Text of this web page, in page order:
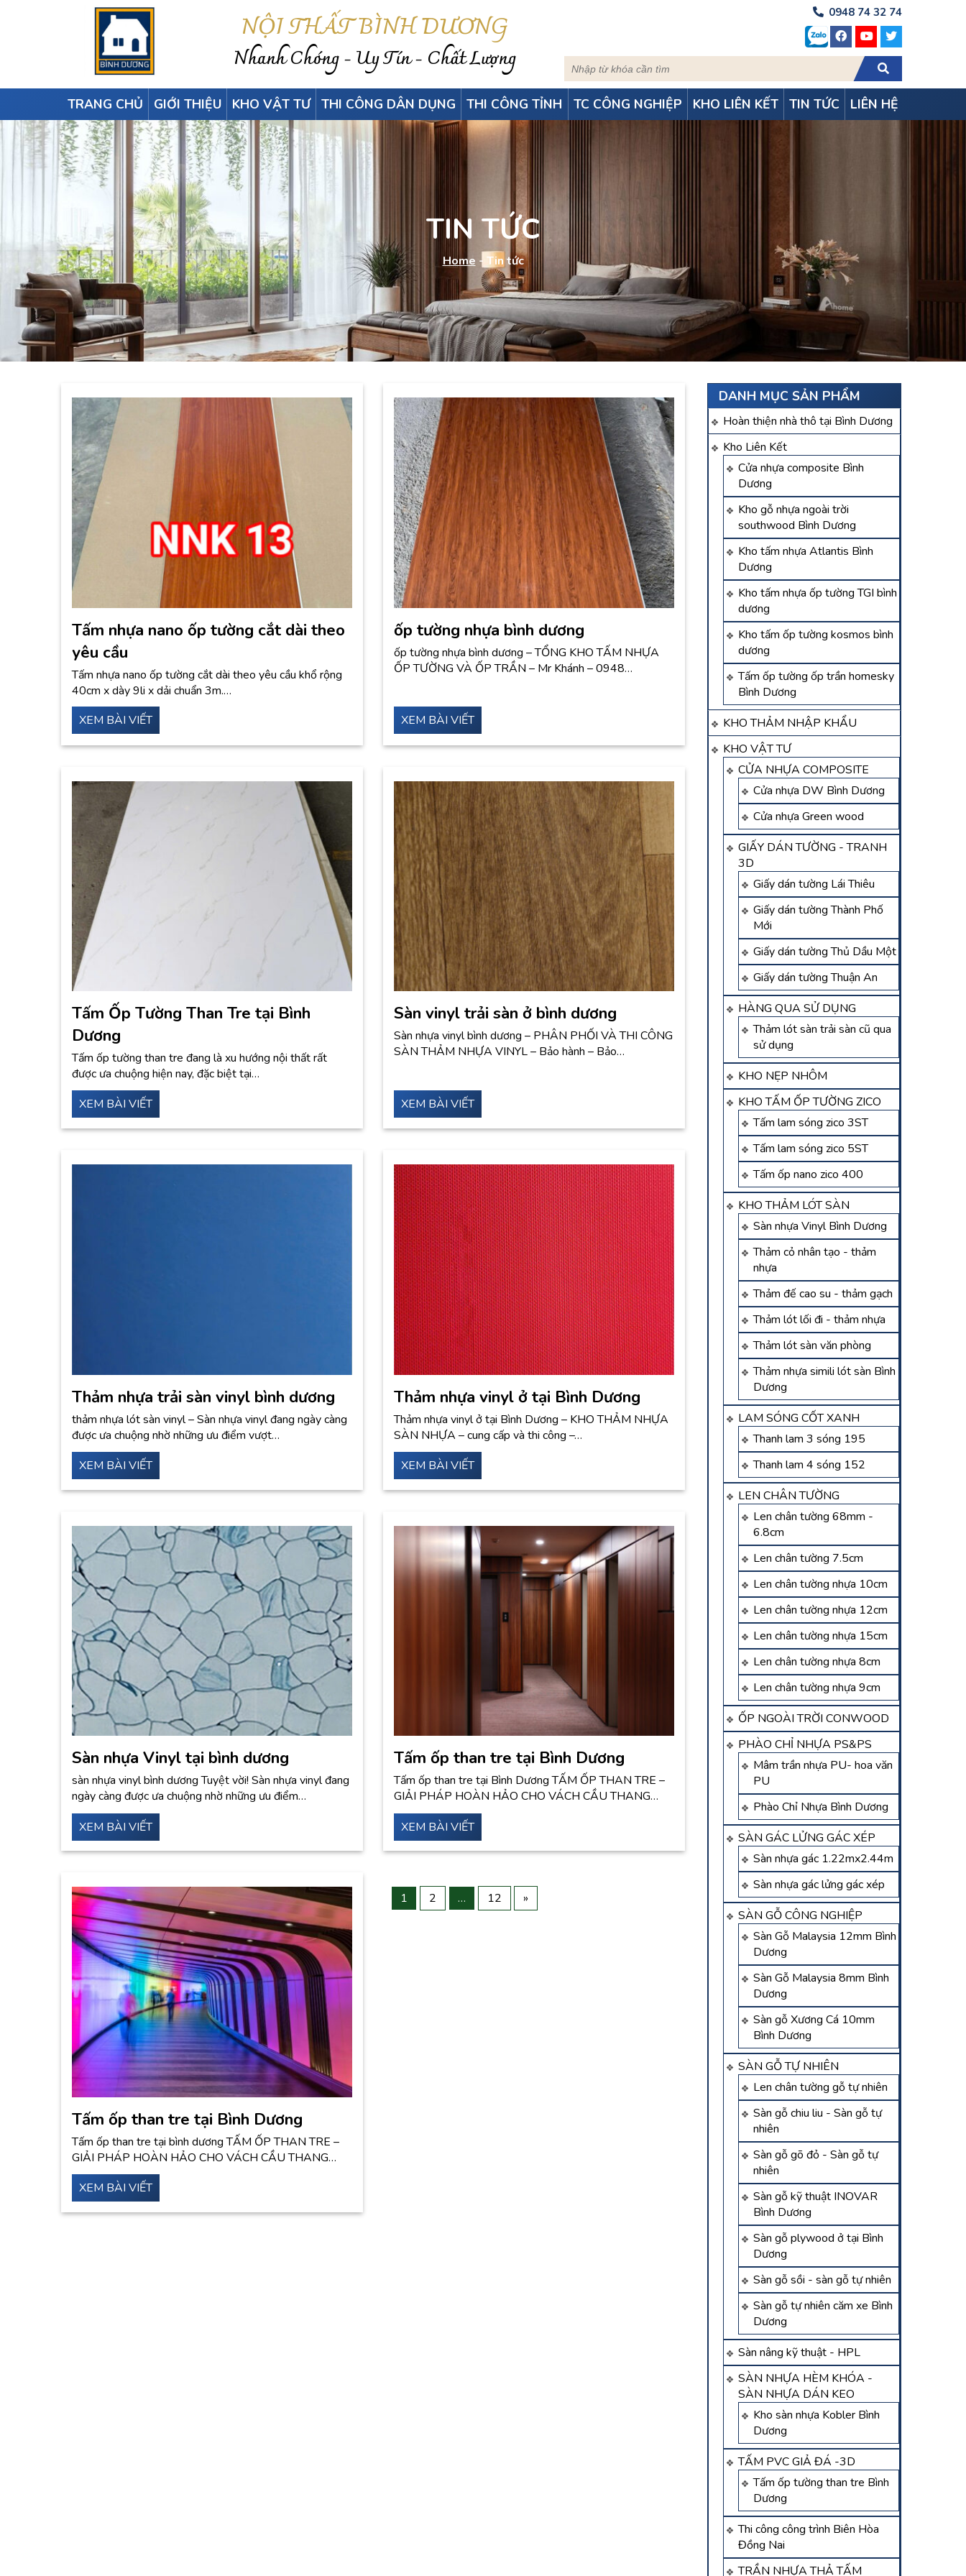
NỘI THẤT BÌNH DƯƠNG
Nhanh Chóng - Uy Tín - Chất Lượng
0948 74 32 74
TRANG CHỦ GIỚI THIỆU KHO VẬT TƯ THI CÔNG DÂN DỤNG THI CÔNG TỈNH TC CÔNG NGHIỆP KHO LIÊN KẾT TIN TỨC LIÊN HỆ
TIN TỨC
Home - Tin tức
Tấm nhựa nano ốp tường cắt dài theo
yêu cầu
Tấm nhựa nano ốp tường cắt dài theo yêu cầu khổ rộng
40cm x dày 9li x dải chuẩn 3m.…
XEM BÀI VIẾT
ốp tường nhựa bình dương
ốp tường nhựa bình dương – TỔNG KHO TẤM NHỰA
ỐP TƯỜNG VÀ ỐP TRẦN – Mr Khánh – 0948…
XEM BÀI VIẾT
Tấm Ốp Tường Than Tre tại Bình
Dương
Tấm ốp tường than tre đang là xu hướng nội thất rất
được ưa chuộng hiện nay, đặc biệt tại…
XEM BÀI VIẾT
Sàn vinyl trải sàn ở bình dương
Sàn nhựa vinyl bình dương – PHÂN PHỐI VÀ THI CÔNG
SÀN THẢM NHỰA VINYL – Bảo hành – Bảo…
XEM BÀI VIẾT
Thảm nhựa trải sàn vinyl bình dương
thảm nhựa lót sàn vinyl – Sàn nhựa vinyl đang ngày càng
được ưa chuộng nhờ những ưu điểm vượt…
XEM BÀI VIẾT
Thảm nhựa vinyl ở tại Bình Dương
Thảm nhựa vinyl ở tại Bình Dương – KHO THẢM NHỰA
SÀN NHỰA – cung cấp và thi công –…
XEM BÀI VIẾT
Sàn nhựa Vinyl tại bình dương
sàn nhựa vinyl bình dương Tuyệt vời! Sàn nhựa vinyl đang
ngày càng được ưa chuộng nhờ những ưu điểm…
XEM BÀI VIẾT
Tấm ốp than tre tại Bình Dương
Tấm ốp than tre tại Bình Dương TẤM ỐP THAN TRE –
GIẢI PHÁP HOÀN HẢO CHO VÁCH CẦU THANG…
XEM BÀI VIẾT
Tấm ốp than tre tại Bình Dương
Tấm ốp than tre tại bình dương TẤM ỐP THAN TRE –
GIẢI PHÁP HOÀN HẢO CHO VÁCH CẦU THANG…
XEM BÀI VIẾT
1 2 … 12 »
DANH MỤC SẢN PHẨM
Hoàn thiện nhà thô tại Bình Dương
Kho Liên Kết
Cửa nhựa composite Bình
Dương
Kho gỗ nhựa ngoài trời
southwood Bình Dương
Kho tấm nhựa Atlantis Bình
Dương
Kho tấm nhựa ốp tường TGI bình
dương
Kho tấm ốp tường kosmos bình
dương
Tấm ốp tường ốp trần homesky
Bình Dương
KHO THẢM NHẬP KHẨU
KHO VẬT TƯ
CỬA NHỰA COMPOSITE
Cửa nhựa DW Bình Dương
Cửa nhựa Green wood
GIẤY DÁN TƯỜNG - TRANH
3D
Giấy dán tường Lái Thiêu
Giấy dán tường Thành Phố
Mới
Giấy dán tường Thủ Dầu Một
Giấy dán tường Thuận An
HÀNG QUA SỬ DỤNG
Thảm lót sàn trải sàn cũ qua
sử dụng
KHO NẸP NHÔM
KHO TẤM ỐP TƯỜNG ZICO
Tấm lam sóng zico 3ST
Tấm lam sóng zico 5ST
Tấm ốp nano zico 400
KHO THẢM LÓT SÀN
Sàn nhựa Vinyl Bình Dương
Thảm cỏ nhân tạo - thảm
nhựa
Thảm đế cao su - thảm gạch
Thảm lót lối đi - thảm nhựa
Thảm lót sàn văn phòng
Thảm nhựa simili lót sàn Bình
Dương
LAM SÓNG CỐT XANH
Thanh lam 3 sóng 195
Thanh lam 4 sóng 152
LEN CHÂN TƯỜNG
Len chân tường 68mm -
6.8cm
Len chân tường 7.5cm
Len chân tường nhựa 10cm
Len chân tường nhựa 12cm
Len chân tường nhựa 15cm
Len chân tường nhựa 8cm
Len chân tường nhựa 9cm
ỐP NGOÀI TRỜI CONWOOD
PHÀO CHỈ NHỰA PS&PS
Mâm trần nhựa PU- hoa văn
PU
Phào Chỉ Nhựa Bình Dương
SÀN GÁC LỬNG GÁC XÉP
Sàn nhựa gác 1.22mx2.44m
Sàn nhựa gác lửng gác xép
SÀN GỖ CÔNG NGHIỆP
Sàn Gỗ Malaysia 12mm Bình
Dương
Sàn Gỗ Malaysia 8mm Bình
Dương
Sàn gỗ Xương Cá 10mm
Bình Dương
SÀN GỖ TỰ NHIÊN
Len chân tường gỗ tự nhiên
Sàn gỗ chiu liu - Sàn gỗ tự
nhiên
Sàn gỗ gõ đỏ - Sàn gỗ tự
nhiên
Sàn gỗ kỹ thuật INOVAR
Bình Dương
Sàn gỗ plywood ở tại Bình
Dương
Sàn gỗ sồi - sàn gỗ tự nhiên
Sàn gỗ tự nhiên căm xe Bình
Dương
Sàn nâng kỹ thuật - HPL
SÀN NHỰA HÈM KHÓA -
SÀN NHỰA DÁN KEO
Kho sàn nhựa Kobler Bình
Dương
TẤM PVC GIẢ ĐÁ -3D
Tấm ốp tường than tre Bình
Dương
Thi công công trình Biên Hòa
Đồng Nai
TRẦN NHỰA THẢ TẤM